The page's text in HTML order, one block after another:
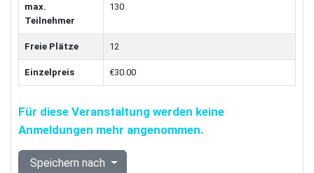
max.
Teilnehmer
130
Freie Plätze 12
Einzelpreis €30.00
Für diese Veranstaltung werden keine
Anmeldungen mehr angenommen.
Speichern nach